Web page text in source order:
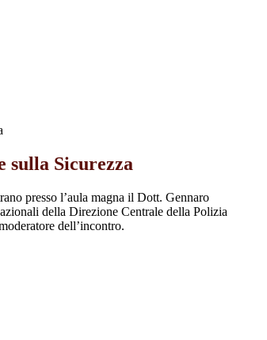
sulla Sicurezza
presso l’aula magna il Dott. Gennaro
della Direzione Centrale della Polizia
dell’incontro.